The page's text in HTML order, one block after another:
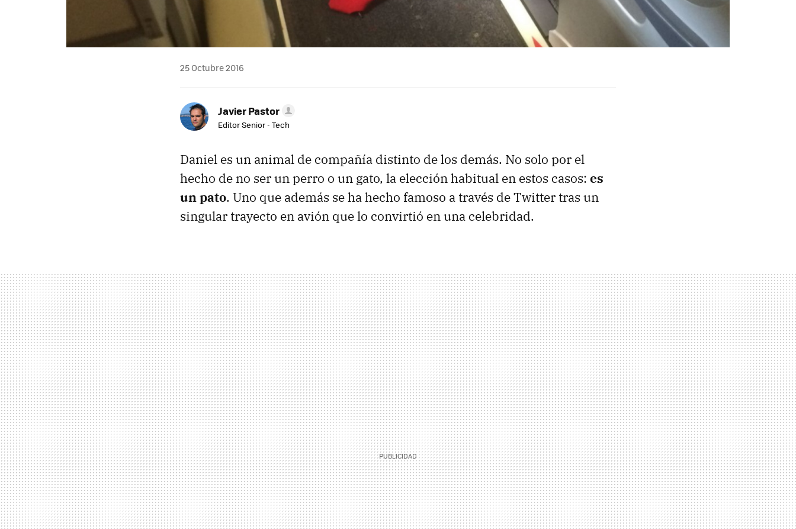
25 Octubre 2016
Javier Pastor
Editor Senior - Tech
Daniel es un animal de compañía distinto de los demás. No solo por el
hecho de no ser un perro o un gato, la elección habitual en estos casos: es
un pato. Uno que además se ha hecho famoso a través de Twitter tras un
singular trayecto en avión que lo convirtió en una celebridad.